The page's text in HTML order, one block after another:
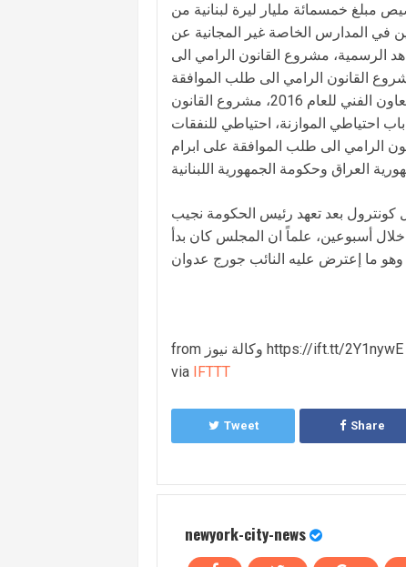
مبلغ خمسمائة مليار ليرة لبنانية من
في المدارس الخاصة غير المجانية عن
والمعاهد الرسمية، مشروع القانون الرامي الى
القانون الرامي الى طلب الموافقة
على ابرام اتفاق بين حكومة المانيا الاتحادية والحكومة اللبنانية بشأن التعاون الفني للعام 2016، مشروع القانون
فتح اعتماد اضافي في الموازنة العامة للعام 2021 في باب احتياطي الموازنة، احتياطي للنفقات
الرامي الى طلب الموافقة على ابرام
كونترول بعد تعهد رئيس الحكومة نجيب
أسبوعين، علماً ان المجلس كان بدأ
from وكالة نيوز https://ift.tt/2Y1nywE
via IFTTT
Tweet Share
newyork-city-news